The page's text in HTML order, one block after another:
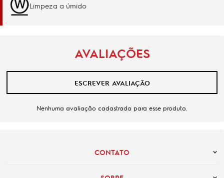
Limpeza a úmido
AVALIAÇÕES
ESCREVER AVALIAÇÃO
Nenhuma avaliação cadastrada para esse produto.
CONTATO